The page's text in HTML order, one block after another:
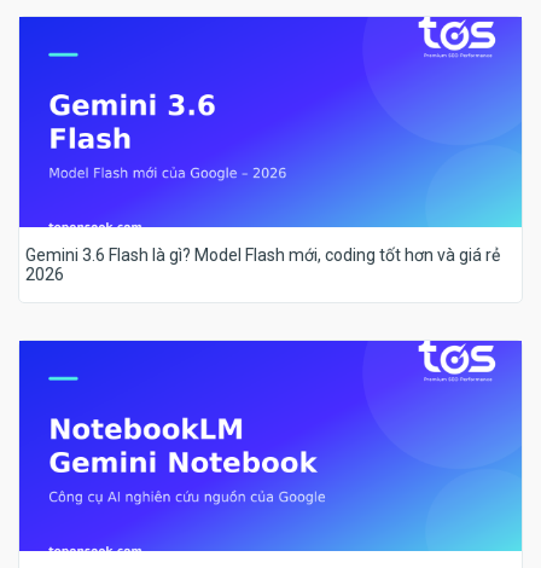
Gemini 3.6 Flash là gì? Model Flash mới, coding tốt hơn và giá rẻ
2026